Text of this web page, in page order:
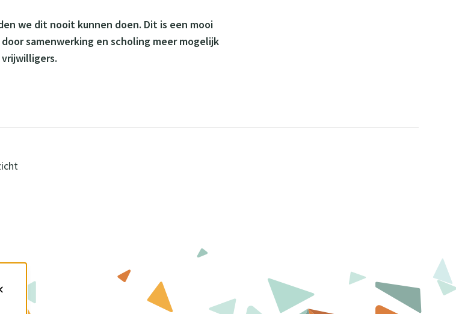
we dit nooit kunnen doen. Dit is een mooi
samenwerking en scholing meer mogelijk